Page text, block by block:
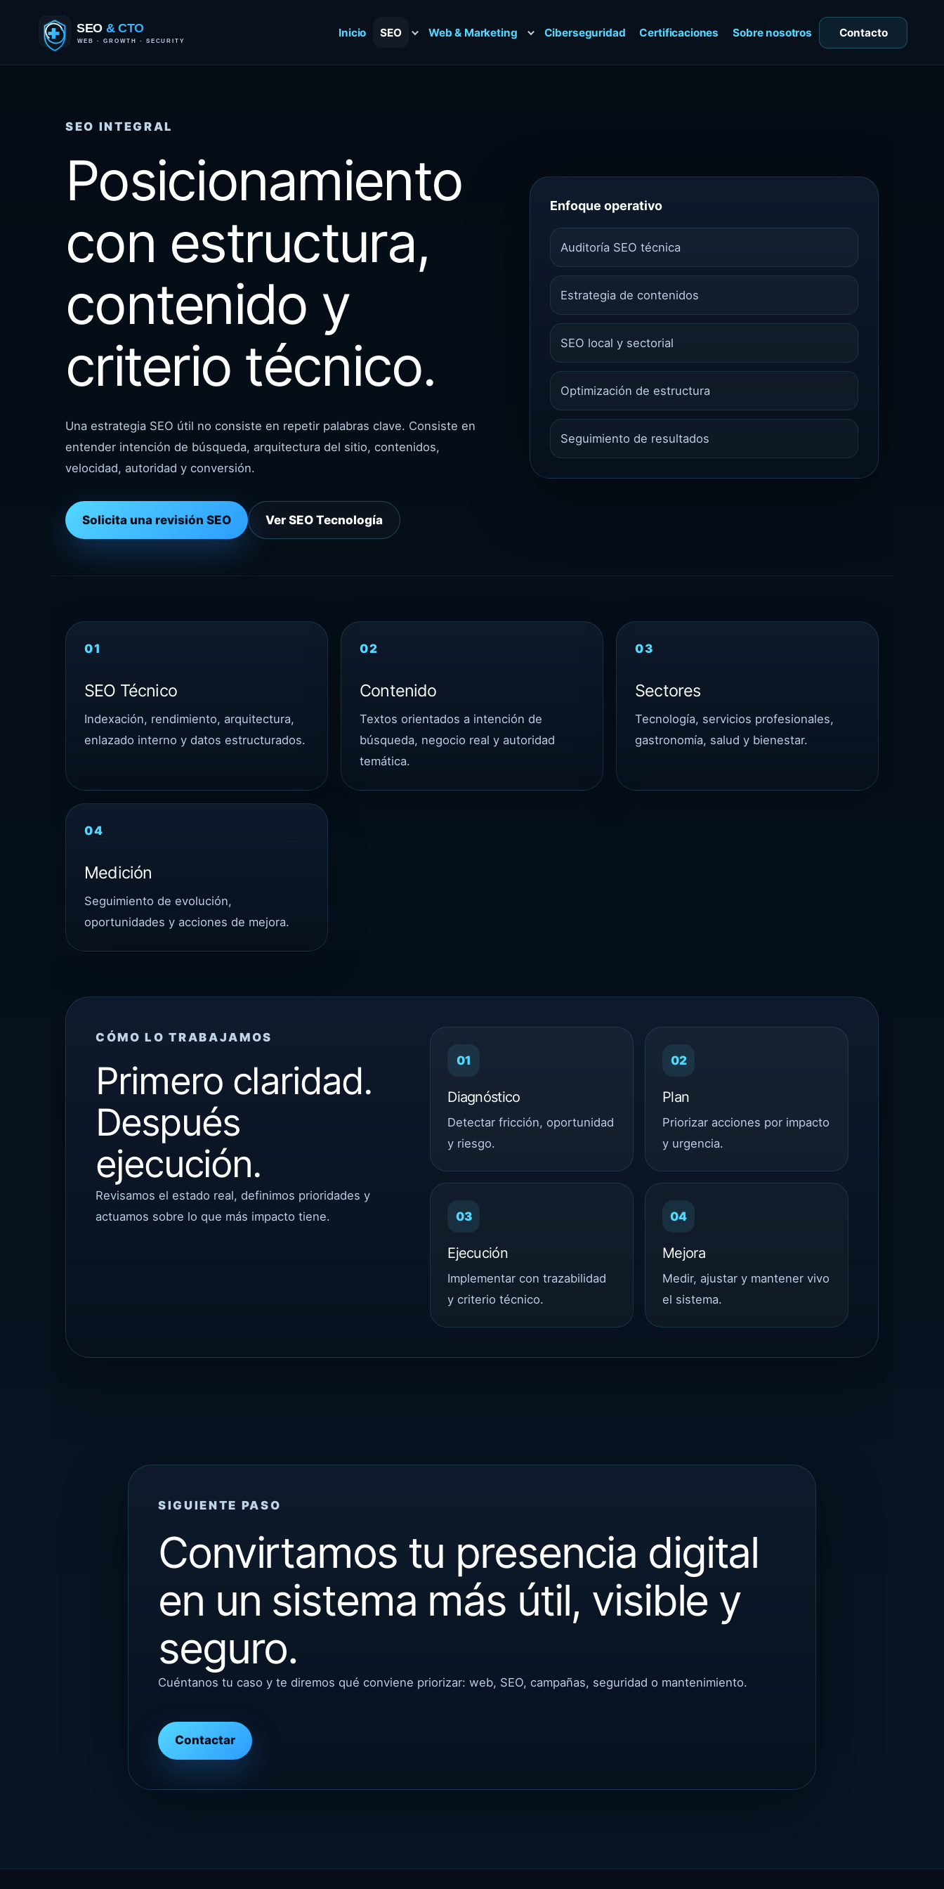
contenido
Inicio SEO Web & Marketing Ciberseguridad Certificaciones Sobre nosotros Contacto
SEO INTEGRAL
Posicionamiento
con estructura,
contenido y
criterio técnico.
Una estrategia SEO útil no consiste en repetir palabras clave. Consiste en
entender intención de búsqueda, arquitectura del sitio, contenidos,
velocidad, autoridad y conversión.
Solicita una revisión SEO Ver SEO Tecnología
Enfoque operativo
Auditoría SEO técnica
Estrategia de contenidos
SEO local y sectorial
Optimización de estructura
Seguimiento de resultados
01
SEO Técnico
Indexación, rendimiento, arquitectura,
enlazado interno y datos estructurados.
02
Contenido
Textos orientados a intención de
búsqueda, negocio real y autoridad
temática.
03
Sectores
Tecnología, servicios profesionales,
gastronomía, salud y bienestar.
04
Medición
Seguimiento de evolución,
oportunidades y acciones de mejora.
CÓMO LO TRABAJAMOS
Primero claridad.
Después
ejecución.
Revisamos el estado real, definimos prioridades y
actuamos sobre lo que más impacto tiene.
01
Diagnóstico
Detectar fricción, oportunidad
y riesgo.
02
Plan
Priorizar acciones por impacto
y urgencia.
03
Ejecución
Implementar con trazabilidad
y criterio técnico.
04
Mejora
Medir, ajustar y mantener vivo
el sistema.
SIGUIENTE PASO
Convirtamos tu presencia digital
en un sistema más útil, visible y
seguro.
Cuéntanos tu caso y te diremos qué conviene priorizar: web, SEO, campañas, seguridad o mantenimiento.
Contactar